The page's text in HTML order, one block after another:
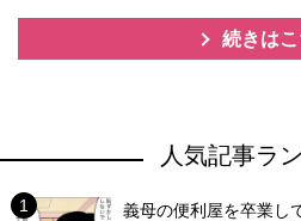
続きはこ
人気記事ラ
義母の便利屋を卒業し